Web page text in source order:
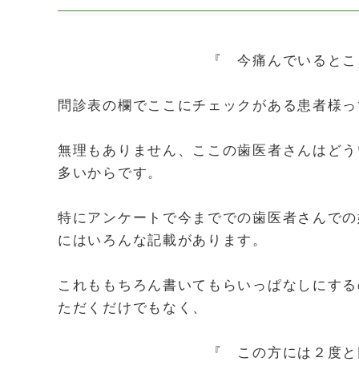
『 今痛んでいるところだけ
問診表の欄でここにチェックがある患者様っ
無理もありません、ここの歯医者さんはど
多いからです。
特にアンケートで今まででの歯医者さんで
にはいろんな記載があります。
これももちろん書いてもらいっぱなしにす
ただくだけでもなく、
『 この方には２度と同じ嫌